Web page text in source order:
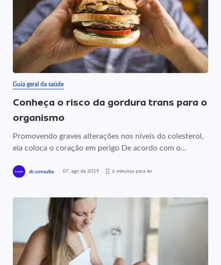
Guia geral da saúde
Conheça o risco da gordura trans para o
organismo
Promovendo graves alterações nos níveis do colesterol,
ela coloca o coração em perigo De acordo com o...
dr.consulta 07, ago de 2019 6 minutos para ler